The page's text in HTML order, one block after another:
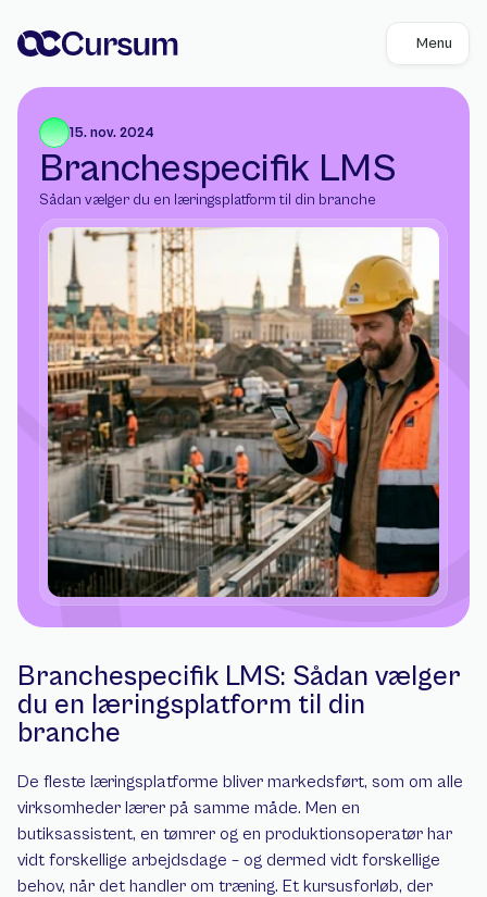
15. nov. 2024
Branchespecifik LMS
Sådan vælger du en læringsplatform til din branche
Branchespecifik LMS: Sådan vælger
du en læringsplatform til din
branche
De fleste læringsplatforme bliver markedsført, som om alle
virksomheder lærer på samme måde. Men en
butiksassistent, en tømrer og en produktionsoperatør har
vidt forskellige arbejdsdage – og dermed vidt forskellige
behov, når det handler om træning. Et kursusforløb, der
Menu